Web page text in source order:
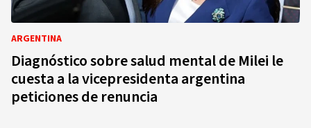
ARGENTINA
Diagnóstico sobre salud mental de Milei le
cuesta a la vicepresidenta argentina
peticiones de renuncia